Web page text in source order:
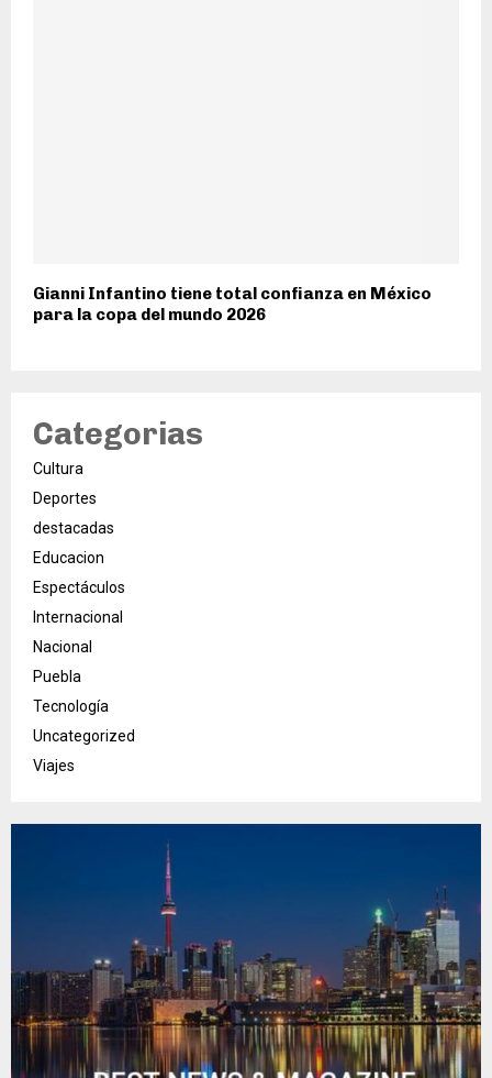
Gianni Infantino tiene total confianza en México
para la copa del mundo 2026
Categorias
Cultura
Deportes
destacadas
Educacion
Espectáculos
Internacional
Nacional
Puebla
Tecnología
Uncategorized
Viajes